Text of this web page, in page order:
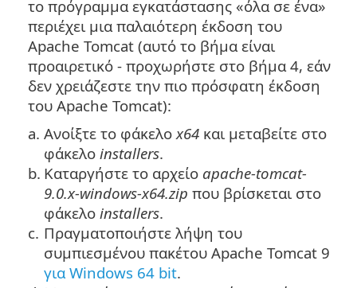
το πρόγραμμα εγκατάστασης «όλα σε ένα»
περιέχει μια παλαιότερη έκδοση του
Apache Tomcat (αυτό το βήμα είναι
προαιρετικό - προχωρήστε στο βήμα 4, εάν
δεν χρειάζεστε την πιο πρόσφατη έκδοση
του Apache Tomcat):
a. Ανοίξτε το φάκελοx64 και μεταβείτε στο
φάκελο installers.
b. Καταργήστε το αρχείο apache-tomcat-
9.0.x-windows-x64.zip που βρίσκεται στο
φάκελο installers.
c. Πραγματοποιήστε λήψη του
συμπιεσμένου πακέτου Apache Tomcat 9
για Windows 64 bit.